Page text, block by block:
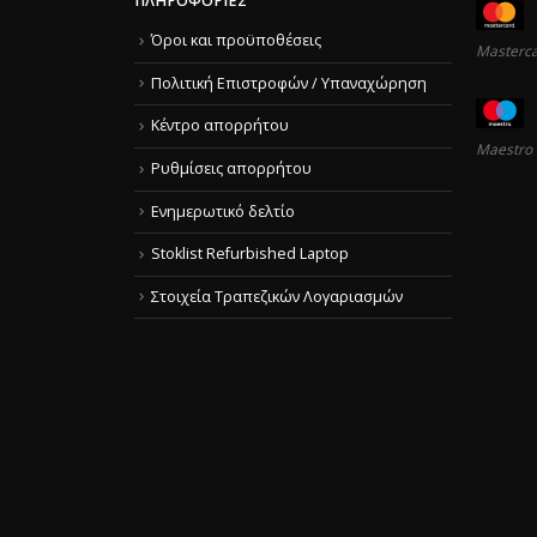
Όροι και προϋποθέσεις
Πολιτική Επιστροφών / Υπαναχώρηση
Κέντρο απορρήτου
Ρυθμίσεις απορρήτου
Ενημερωτικό δελτίο
Stoklist Refurbished Laptop
Στοιχεία Τραπεζικών Λογαριασμών
Maestro